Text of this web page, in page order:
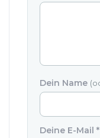
Dein Name
Deine E-Mail*